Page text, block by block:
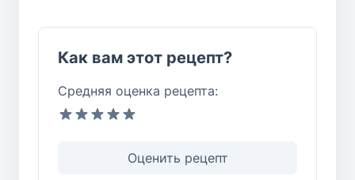
Как вам этот рецепт?
Средняя оценка рецепта:
Оценить рецепт